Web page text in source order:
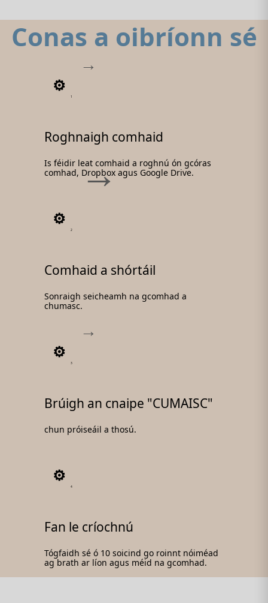
Conas a oibríonn sé
1
Roghnaigh comhaid
Is féidir leat comhaid a roghnú ón gcóras
comhad, Dropbox agus Google Drive.
2
Comhaid a shórtáil
Sonraigh seicheamh na gcomhad a
chumasc.
3
Brúigh an cnaipe "CUMAISC"
chun próiseáil a thosú.
4
Fan le críochnú
Tógfaidh sé ó 10 soicind go roinnt nóiméad
ag brath ar líon agus méid na gcomhad.